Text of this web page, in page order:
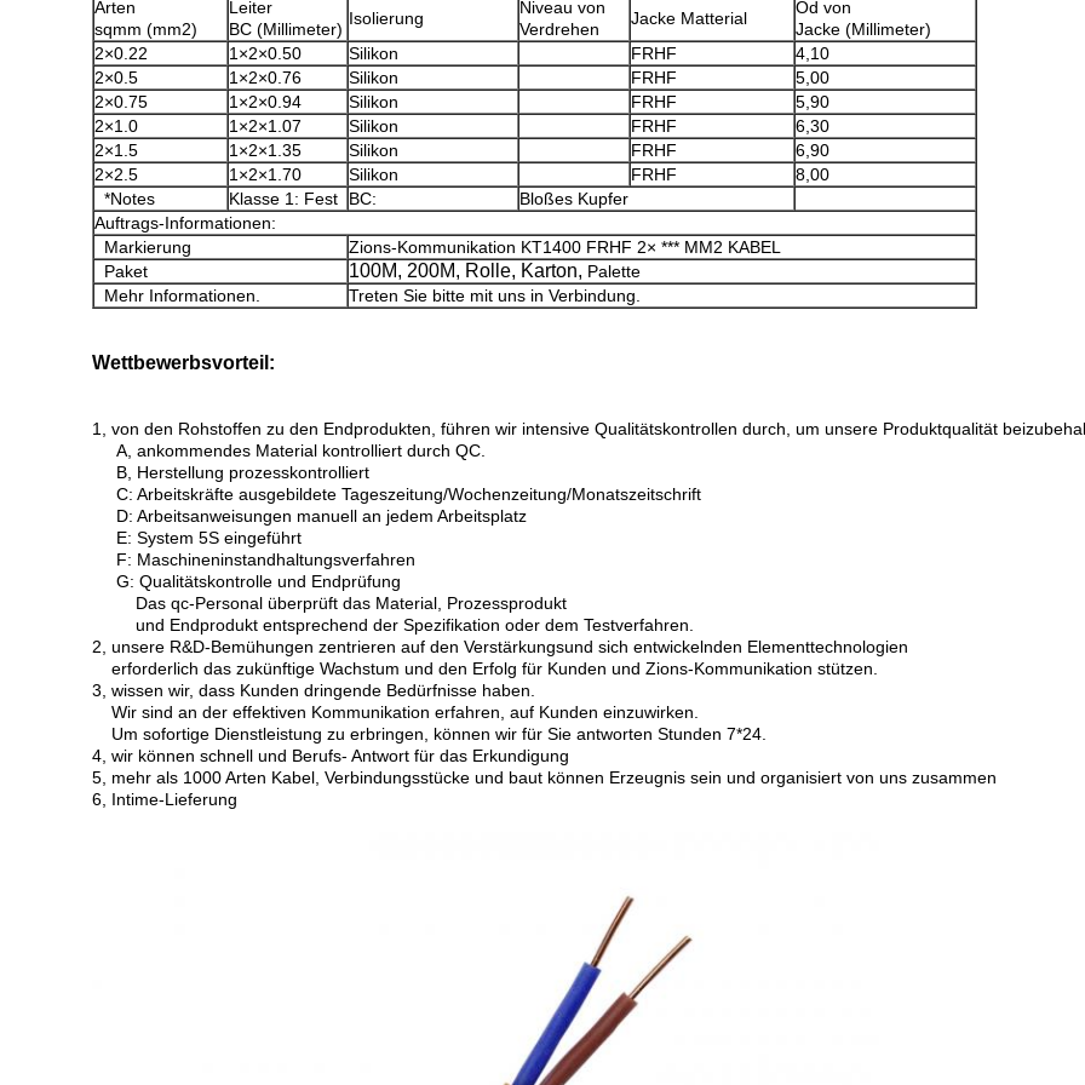
Arten
sqmm (mm2)
Leiter
BC (Millimeter)
Isolierung
Niveau von
Verdrehen
Jacke Matterial
Od von
Jacke (Millimeter)
2×0.22
1×2×0.50 Silikon FRHF
4,10
2×0.5
1×2×0.76 Silikon FRHF
5,00
2×0.75
1×2×0.94 Silikon FRHF
5,90
2×1.0
1×2×1.07 Silikon FRHF
6,30
2×1.5
1×2×1.35 Silikon FRHF
6,90
2×2.5
1×2×1.70 Silikon FRHF
8,00
*Notes
Klasse 1: Fest BC:
Bloßes Kupfer
Auftrags-Informationen:
Markierung
Zions-Kommunikation KT1400 FRHF 2× *** MM2 KABEL
Paket
100M, 200M, Rolle, Karton, Palette
Mehr Informationen.
Treten Sie bitte mit uns in Verbindung.
Wettbewerbsvorteil:
1, von den Rohstoffen zu den Endprodukten, führen wir intensive Qualitätskontrollen durch, um unsere Produktqualität
A, ankommendes Material kontrolliert durch QC.
B, Herstellung prozesskontrolliert
C: Arbeitskräfte ausgebildete Tageszeitung/Wochenzeitung/Monatszeitschrift
D: Arbeitsanweisungen manuell an jedem Arbeitsplatz
E: System 5S eingeführt
F: Maschineninstandhaltungsverfahren
G: Qualitätskontrolle und Endprüfung
Das qc-Personal überprüft das Material, Prozessprodukt
und Endprodukt entsprechend der Spezifikation oder dem Testverfahren.
2, unsere R&D-Bemühungen zentrieren auf den Verstärkungsund sich entwickelnden Elementtechnologien
erforderlich das zukünftige Wachstum und den Erfolg für Kunden und Zions-Kommunikation stützen.
3, wissen wir, dass Kunden dringende Bedürfnisse haben.
Wir sind an der effektiven Kommunikation erfahren, auf Kunden einzuwirken.
Um sofortige Dienstleistung zu erbringen, können wir für Sie antworten Stunden 7*24.
4, wir können schnell und Berufs- Antwort für das Erkundigung
5, mehr als 1000 Arten Kabel, Verbindungsstücke und baut können Erzeugnis sein und organisiert von uns zusammen
6, Intime-Lieferung